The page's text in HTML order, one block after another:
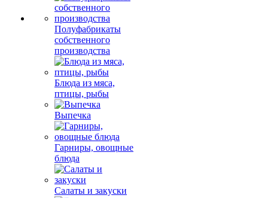
Полуфабрикаты
собственного
производства
Блюда из мяса,
птицы, рыбы
Выпечка
Гарниры, овощные
блюда
Салаты и закуски